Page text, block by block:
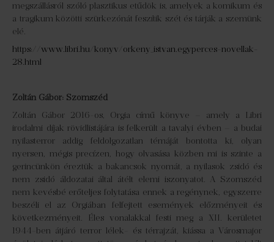
megszállásról szóló plasztikus etűdök is, amelyek a komikum és
a tragikum közötti szürkezónát feszítik szét és tárják a szemünk
elé.
https://www.libri.hu/konyv/orkeny_istvan.egyperces-novellak-
28.html
Zoltán Gábor: Szomszéd
Zoltán Gábor 2016-os, Orgia című könyve – amely a Libri
irodalmi díjak rövidlistájára is felkerült a tavalyi évben – a budai
nyilasterror addig feldolgozatlan témáját bontotta ki, olyan
nyersen, mégis precízen, hogy olvasása közben mi is szinte a
gerincünkön éreztük a bakancsok nyomát, a nyilasok zsidó és
nem zsidó áldozatai által átélt elemi iszonyatot. A Szomszéd
nem kevésbé erőteljes folytatása ennek a regénynek, egyszerre
beszéli el az Orgiában felfejtett események előzményeit és
következményeit. Éles vonalakkal festi meg a XII. kerületet
1944-ben átjáró terror lélek- és térrajzát, kiássa a Városmajor